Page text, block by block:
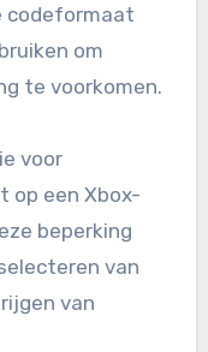
codeformaat
om
te voorkomen.
voor
op een Xbox-
beperking
van
van